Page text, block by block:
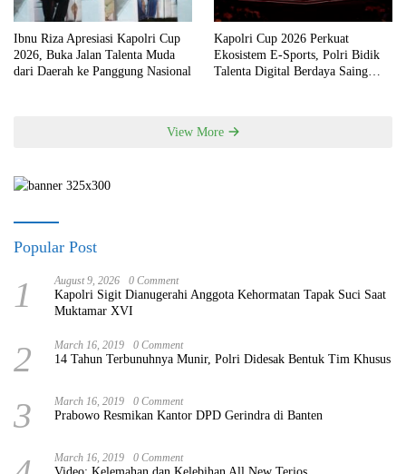
Ibnu Riza Apresiasi Kapolri Cup
2026, Buka Jalan Talenta Muda
dari Daerah ke Panggung Nasional
Kapolri Cup 2026 Perkuat
Ekosistem E-Sports, Polri Bidik
Talenta Digital Berdaya Saing
View More
Popular Post
1 August 9, 2026 0 Comment
Kapolri Sigit Dianugerahi Anggota Kehormatan Tapak Suci Saat
Muktamar XVI
2 March 16, 2019 0 Comment
14 Tahun Terbunuhnya Munir, Polri Didesak Bentuk Tim Khusus
3 March 16, 2019 0 Comment
Prabowo Resmikan Kantor DPD Gerindra di Banten
March 16, 2019 0 Comment